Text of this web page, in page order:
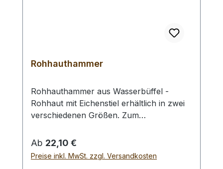
Rohhauthammer
Rohhauthammer aus Wasserbüffel -
Rohhaut mit Eichenstiel erhältlich in zwei
verschiedenen Größen. Zum
Locheisen, Punziereisen, etc.
Auswahlliste:#1 Gesamtgewicht: 295
Gramm / Kopf - Ø : 48 mm / Gesamtlänge
Regulärer Preis:
Ab 22,10 €
Preise inkl. MwSt. zzgl. Versandkosten